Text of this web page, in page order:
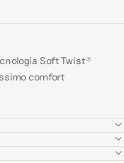
Soft Twist®
comfort
in base al loro
ambientali e sociali.